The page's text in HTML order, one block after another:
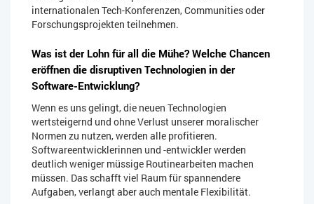
internationalen Tech-Konferenzen, Communities oder
Forschungsprojekten teilnehmen.
Was ist der Lohn für all die Mühe? Welche Chancen
eröffnen die disruptiven Technologien in der
Software-Entwicklung?
Wenn es uns gelingt, die neuen Technologien
wertsteigernd und ohne Verlust unserer moralischer
Normen zu nutzen, werden alle profitieren.
Softwareentwicklerinnen und -entwickler werden
deutlich weniger müssige Routinearbeiten machen
müssen. Das schafft viel Raum für spannendere
Aufgaben, verlangt aber auch mentale Flexibilität.